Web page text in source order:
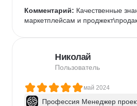
Комментарий: Качественные
маркетплейсам и
Николай
Пользователь
май 2024
Профессия Менеджер